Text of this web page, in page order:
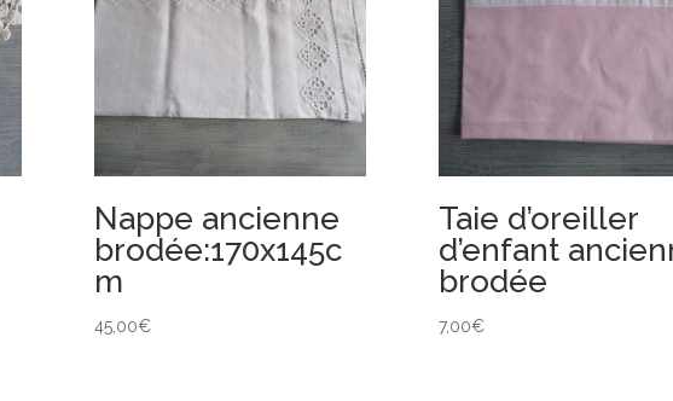
Nappe ancienne
brodée:170x145c
m
45,00€
Taie d’oreiller
d’enfant
brodée
7,00€